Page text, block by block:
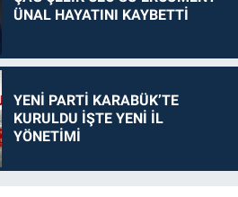
ÜNAL HAYATINI KAYBETTİ
YENİ PARTİ KARABÜK’TE
KURULDU İŞTE YENİ İL
YÖNETİMİ